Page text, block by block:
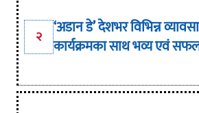
२ ‘अडान डे’ देशभर विभिन्न
कार्यक्रमका साथ भव्य एवं